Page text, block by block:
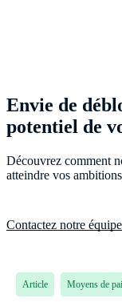
Envie de
potentiel de
Découvrez comment
atteindre vos
Contactez notre équipe
Article Moyens de